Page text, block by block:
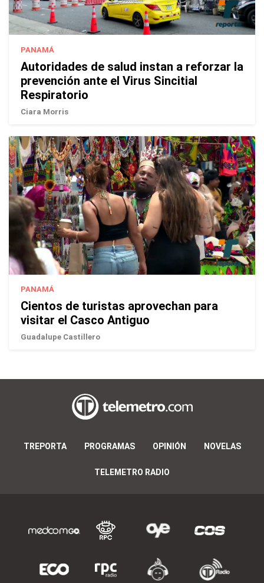
PANAMÁ
Autoridades de salud instan a reforzar la
prevención ante el Virus Sincitial
Respiratorio
Ciara Morris
PANAMÁ
Cientos de turistas aprovechan para
visitar el Casco Antiguo
Guadalupe Castillero
TREPORTA PROGRAMAS OPINIÓN NOVELAS
TELEMETRO RADIO